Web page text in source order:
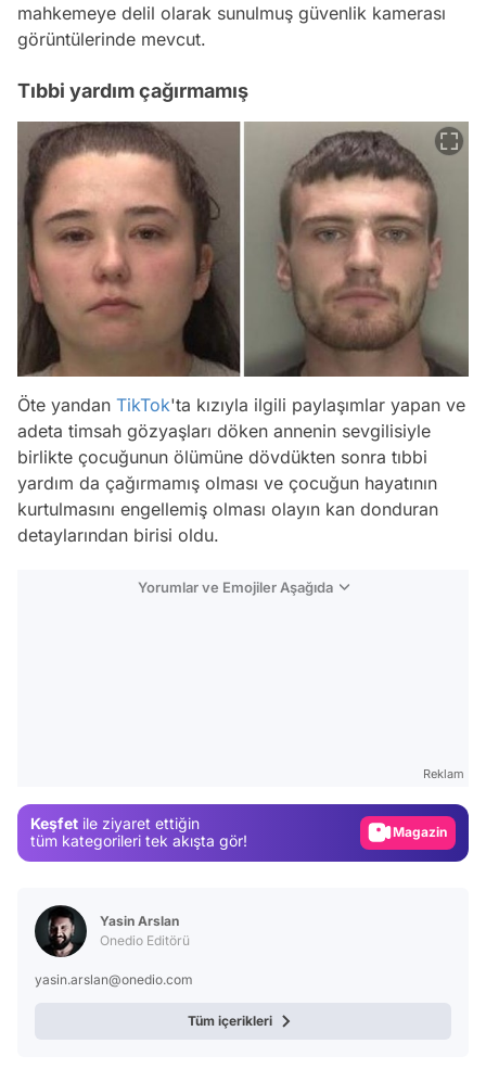
mahkemeye delil olarak sunulmuş güvenlik kamerası
görüntülerinde mevcut.
Tıbbi yardım çağırmamış
Öte yandan TikTok'ta kızıyla ilgili paylaşımlar yapan ve
adeta timsah gözyaşları döken annenin sevgilisiyle
birlikte çocuğunun ölümüne dövdükten sonra tıbbi
yardım da çağırmamış olması ve çocuğun hayatının
kurtulmasını engellemiş olması olayın kan donduran
detaylarından birisi oldu.
Yorumlar ve Emojiler Aşağıda
Reklam
Keşfet ile ziyaret ettiğin
tüm kategorileri tek akışta gör!
Magazin
Yasin Arslan
Onedio Editörü
yasin.arslan@onedio.com
Tüm içerikleri